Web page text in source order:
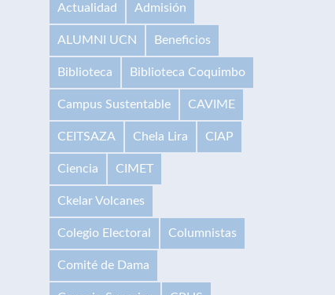
Actualidad Admisión
ALUMNI UCN Beneficios
Biblioteca Biblioteca Coquimbo
Campus Sustentable CAVIME
CEITSAZA Chela Lira CIAP
Ciencia CIMET
Ckelar Volcanes
Colegio Electoral Columnistas
Comité de Dama